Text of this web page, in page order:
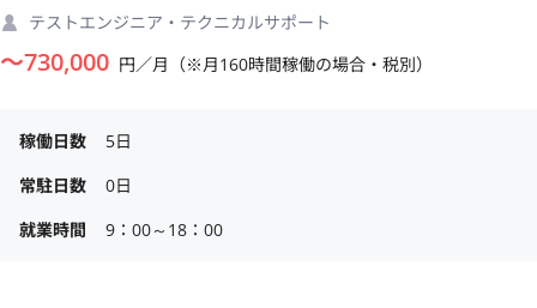
テストエンジニア・テクニカルサポート
〜730,000 円／月（※月160時間稼働の場合・税別）
稼働日数
5日
常駐日数
0日
就業時間
9：00～18：00